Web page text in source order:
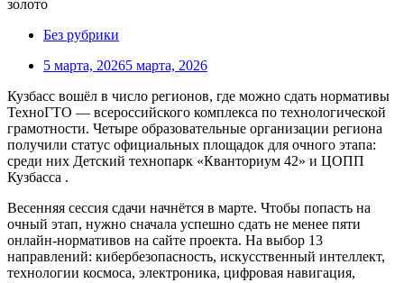
Без рубрики
5 марта, 20265 марта, 2026
Кузбасс вошёл в число регионов, где можно сдать нормативы
ТехноГТО — всероссийского комплекса по технологической
грамотности. Четыре образовательные организации региона
получили статус официальных площадок для очного этапа:
среди них Детский технопарк «Кванториум 42» и ЦОПП
Кузбасса .
Весенняя сессия сдачи начнётся в марте. Чтобы попасть на
очный этап, нужно сначала успешно сдать не менее пяти
онлайн-нормативов на сайте проекта. На выбор 13
направлений: кибербезопасность, искусственный интеллект,
технологии космоса, электроника, цифровая навигация,